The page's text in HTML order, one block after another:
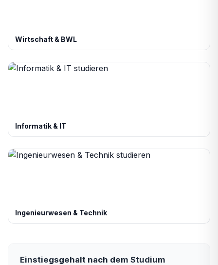
Wirtschaft & BWL
Informatik & IT
Ingenieurwesen & Technik
Einstiegsgehalt nach dem Studium